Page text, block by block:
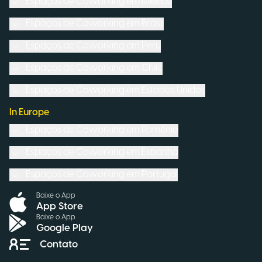
In Europe
Baixe o App
App Store
Baixe o App
Google Play
Contato